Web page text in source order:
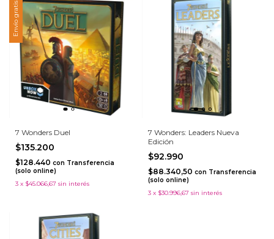
Envío gratis
7 Wonders Duel
$135.200
$128.440 con Transferencia
(solo online)
3 x $45.066,67 sin interés
7 Wonders: Leaders Nueva
Edición
$92.990
$88.340,50 con Transferencia
(solo online)
3 x $30.996,67 sin interés